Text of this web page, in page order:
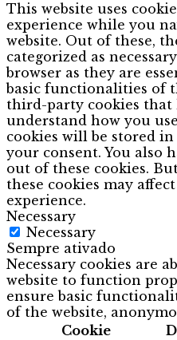
This website uses
experience while you
website. Out of these,
categorized as
browser as they are
basic functionalities of
third-party cookies that
understand how you
cookies will be stored
your consent. You also
out of these cookies.
these cookies may
experience.
Necessary
Necessary
Sempre ativado
Necessary cookies are
website to function
ensure basic
of the website,
Cookie